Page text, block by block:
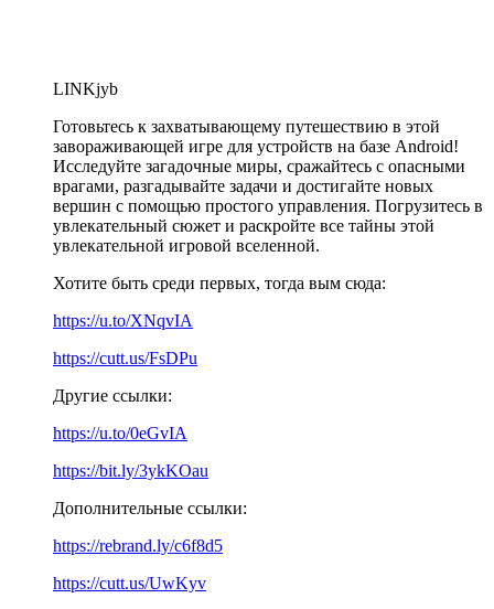
LINKjyb
Готовьтесь к захватывающему путешествию в этой
завораживающей игре для устройств на базе Android!
Исследуйте загадочные миры, сражайтесь с опасными
врагами, разгадывайте задачи и достигайте новых
вершин с помощью простого управления. Погрузитесь в
увлекательный сюжет и раскройте все тайны этой
увлекательной игровой вселенной.
Хотите быть среди первых, тогда вым сюда:
https://u.to/XNqvIA
https://cutt.us/FsDPu
Другие ссылки:
https://u.to/0eGvIA
https://bit.ly/3ykKOau
Дополнительные ссылки:
https://rebrand.ly/c6f8d5
https://cutt.us/UwKyv